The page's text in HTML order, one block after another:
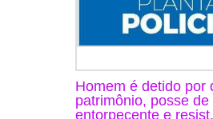
Homem é detido por
patrimônio, posse de
entorpecente e